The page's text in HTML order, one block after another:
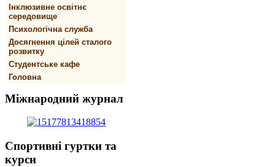
Інклюзивне освітнє
середовище
Психологічна служба
Досягнення цілей сталого
розвитку
Студентське кафе
Головна
Міжнародний журнал
Спортивнi гуртки та
курси